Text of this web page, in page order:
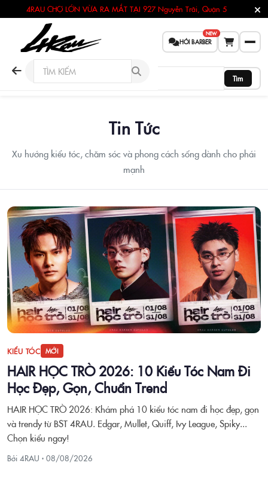
4RAU CHỢ LỚN VỪA RA MẮT TẠI 927 Nguyễn Trãi, Quận 5
HỎI BARBER
NEW
Tìm
Tin Tức
Xu hướng kiểu tóc, chăm sóc và phong cách sống dành cho phái
mạnh
KIỂU TÓC MỚI
HAIR HỌC TRÒ 2026: 10 Kiểu Tóc Nam Đi
Học Đẹp, Gọn, Chuẩn Trend
HAIR HỌC TRÒ 2026: Khám phá 10 kiểu tóc nam đi học đẹp, gọn
và trendy từ BST 4RAU. Edgar, Mullet, Quiff, Ivy League, Spiky...
Chọn kiểu ngay!
Bởi 4RAU · 08/08/2026